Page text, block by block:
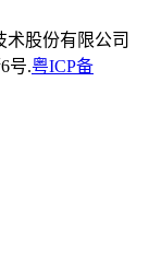
术股份有限公司
号.粤ICP备